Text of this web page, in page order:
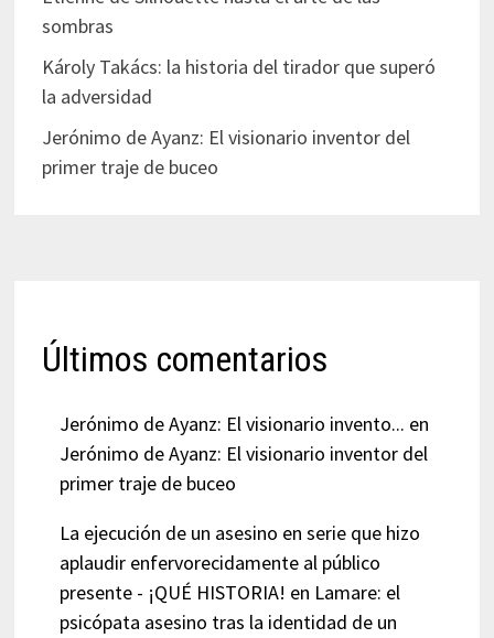
sombras
Károly Takács: la historia del tirador que superó
la adversidad
Jerónimo de Ayanz: El visionario inventor del
primer traje de buceo
Últimos comentarios
Jerónimo de Ayanz: El visionario invento... en
Jerónimo de Ayanz: El visionario inventor del
primer traje de buceo
La ejecución de un asesino en serie que hizo
aplaudir enfervorecidamente al público
presente - ¡QUÉ HISTORIA! en Lamare: el
psicópata asesino tras la identidad de un